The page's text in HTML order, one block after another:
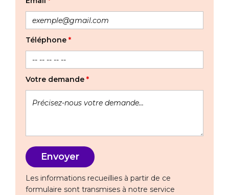
Téléphone *
Votre demande *
Les informations recueillies à partir de ce
formulaire sont transmises à notre service